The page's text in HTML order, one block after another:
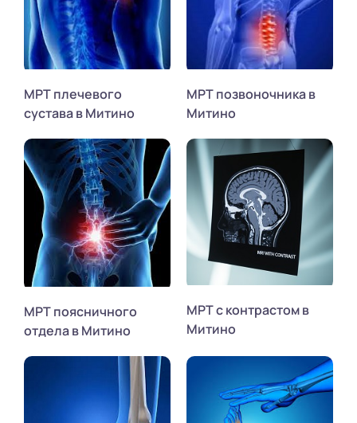
МРТ плечевого
сустава в Митино
МРТ позвоночника в
Митино
МРТ поясничного
отдела в Митино
МРТ с контрастом в
Митино